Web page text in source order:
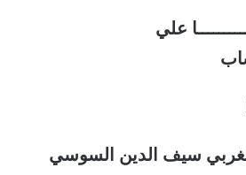
علي
سيف الدين السوسي